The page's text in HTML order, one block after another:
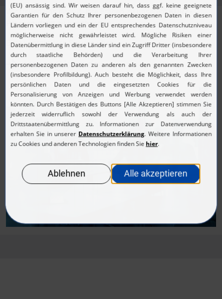
Wir freuen uns darauf, Ihre Fragen zu unserem KURZ-
Presseauftrittzu beantworten.
Bitte kontaktieren Sie uns über:
presse@kurz.de